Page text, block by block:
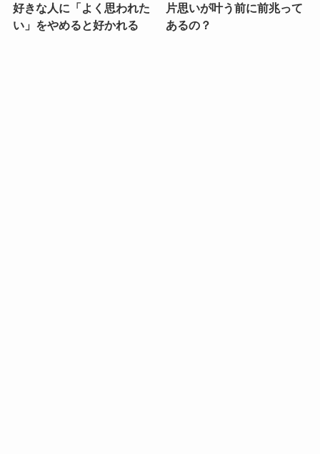
好きな人に「よく思われた
い」をやめると好かれる
片思いが叶う前に前兆って
あるの？